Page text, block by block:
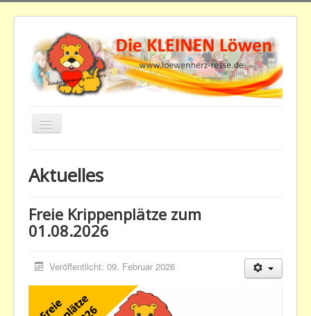
Navigation
Home
Aktuelles
Der Verein
Impressum
Aktuelles
Freie Krippenplätze zum
01.08.2026
Veröffentlicht: 09. Februar 2026